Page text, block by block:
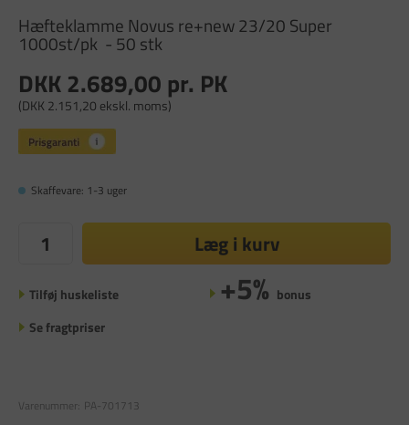
Hæfteklamme Novus re+new 23/20 Super
1000st/pk - 50 stk
DKK 2.689,00 pr. PK
(DKK 2.151,20 ekskl. moms)
Skaffevare: 1-3 uger
Læg i kurv
Tilføj huskeliste +5% bonus
Se fragtpriser
Varenummer: PA-701713